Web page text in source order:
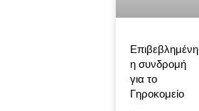
Επιβεβλημένη
η συνδρομή
για το
Γηροκομείο